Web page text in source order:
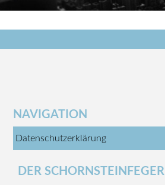
NAVIGATION
Datenschutzerklärung
DER SCHORNSTEINFEGER